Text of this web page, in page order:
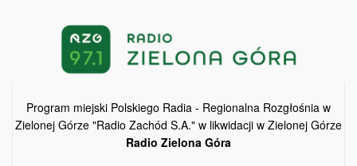
Program miejski Polskiego Radia - Regionalna Rozgłośnia w
Zielonej Górze "Radio Zachód S.A." w likwidacji w Zielonej Górze
Radio Zielona Góra